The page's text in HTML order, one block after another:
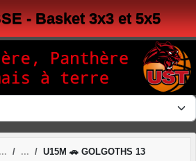
- Basket 3x3 et 5x5
U15M 🚗 GOLGOTHS 13